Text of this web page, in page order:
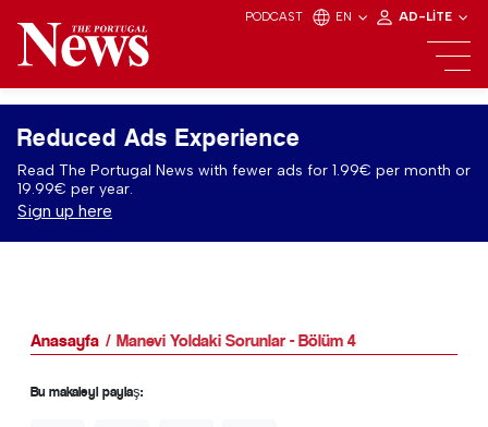
PODCAST EN AD-LITE
Reduced Ads Experience
Read The Portugal News with fewer ads for 1.99€ per month or
19.99€ per year.
Sign up here
Anasayfa Manevi Yoldaki Sorunlar - Bölüm 4
Bu makaleyi paylaş: